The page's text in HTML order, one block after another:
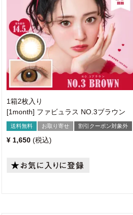
1箱2枚入り
[1month] ファビュラス NO.3ブラウン
送料無料 お取り寄せ 割引クーポン対象外
¥ 1,650 税込